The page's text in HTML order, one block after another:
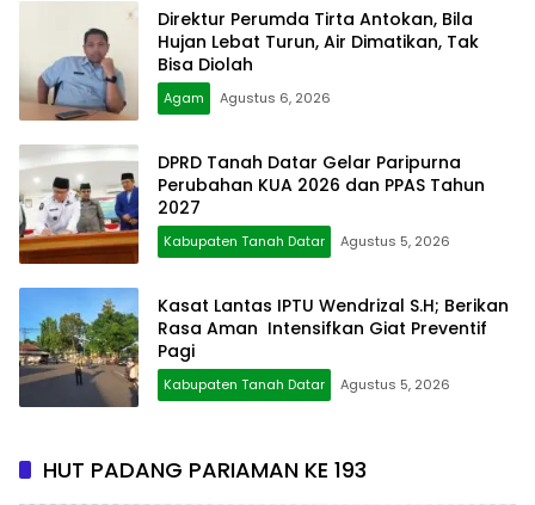
Direktur Perumda Tirta Antokan, Bila
Hujan Lebat Turun, Air Dimatikan, Tak
Bisa Diolah
Agam Agustus 6, 2026
DPRD Tanah Datar Gelar Paripurna
Perubahan KUA 2026 dan PPAS Tahun
2027
Kabupaten Tanah Datar Agustus 5, 2026
Kasat Lantas IPTU Wendrizal S.H; Berikan
Rasa Aman Intensifkan Giat Preventif
Pagi
Kabupaten Tanah Datar Agustus 5, 2026
HUT PADANG PARIAMAN KE 193